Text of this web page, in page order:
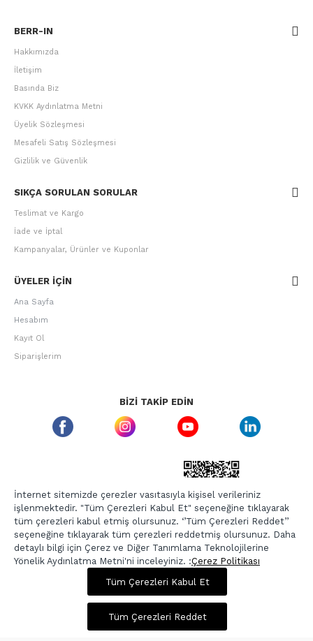
1.247,00 TL 4.989,00 TL
Sepette %20 İndirim
BERR-IN
Hakkımızda
İletişim
Basında Biz
KVKK Aydınlatma Metni
Üyelik Sözleşmesi
Mesafeli Satış Sözleşmesi
Gizlilik ve Güvenlik
SIKÇA SORULAN SORULAR
Teslimat ve Kargo
İade ve İptal
Kampanyalar, Ürünler ve Kuponlar
ÜYELER IÇIN
Ana Sayfa
Hesabım
Kayıt Ol
Siparişlerim
BIZI TAKIP EDIN
ETBIS GÜVEN DAMGASI
Copyright © 2026, Berr-In.com, Tüm Hakları Saklıdır.
Tüm Çerezleri Kabul Et
İnternet sitemizde çerezler vasıtasıyla kişisel verileriniz
işlenmektedir. "Tüm Çerezleri Kabul Et" seçeneğine tıklayarak
tüm çerezleri kabul etmiş olursunuz. ‘’Tüm Çerezleri Reddet’’
seçeneğine tıklayarak tüm çerezleri reddetmiş olursunuz. Daha
detaylı bilgi için Çerez ve Diğer Tanımlama Teknolojilerine
Yönelik Aydınlatma Metni'ni inceleyiniz. :Çerez Politikası
Tüm Çerezleri Reddet